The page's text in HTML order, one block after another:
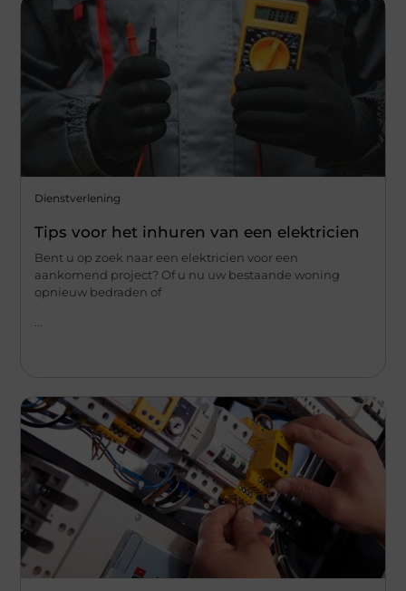
Dienstverlening
Tips voor het inhuren van een elektricien
Bent u op zoek naar een elektricien voor een
aankomend project? Of u nu uw bestaande woning
opnieuw bedraden of